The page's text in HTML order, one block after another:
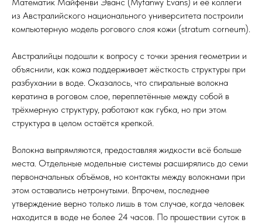
из Австралийского национального университета построили
компьютерную модель рогового слоя кожи (stratum corneum).
Австралийцы подошли к вопросу с точки зрения геометрии и
объяснили, как кожа поддерживает жёсткость структуры при
разбухании в воде. Оказалось, что спиральные волокна
кератина в роговом слое, переплетённые между собой в
трёхмерную структуру, работают как губка, но при этом
структура в целом остаётся крепкой.
Волокна выпрямляются, предоставляя жидкости всё больше
места. Отдельные модельные системы расширялись до семи
первоначальных объёмов, но контакты между волокнами при
этом оставались нетронутыми. Впрочем, последнее
утверждение верно только лишь в том случае, когда человек
находится в воде не более 24 часов. По прошествии суток в